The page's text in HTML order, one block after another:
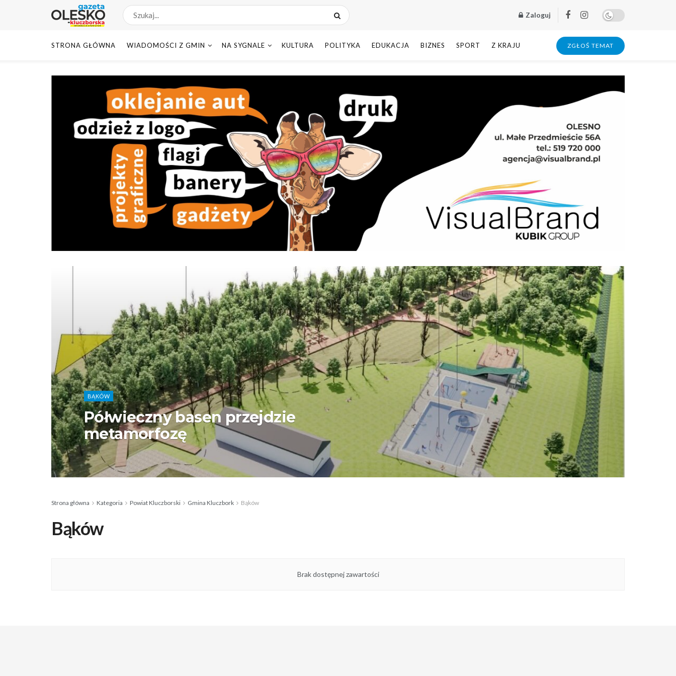
Zaloguj
STRONA GŁÓWNA WIADOMOŚCI Z GMIN NA SYGNALE KULTURA POLITYKA EDUKACJA BIZNES SPORT Z KRAJU ZGŁOŚ TEMAT
BĄKÓW
Półwieczny basen przejdzie
metamorfozę
Strona główna Kategoria Powiat Kluczborski Gmina Kluczbork Bąków
Bąków
Brak dostępnej zawartości